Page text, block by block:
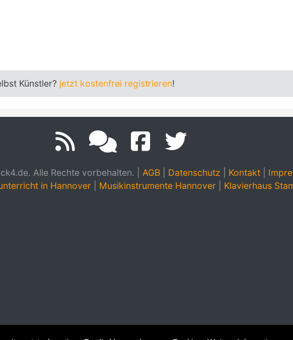
Künstler? jetzt kostenfrei registrieren!
Alle Rechte vorbehalten. AGB| Datenschutz Kontakt|
in Hannover Musikinstrumente Hannover Klavierhaus